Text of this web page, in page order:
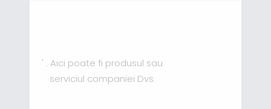
' . Aici poate fi produsul sau
serviciul companiei Dvs.